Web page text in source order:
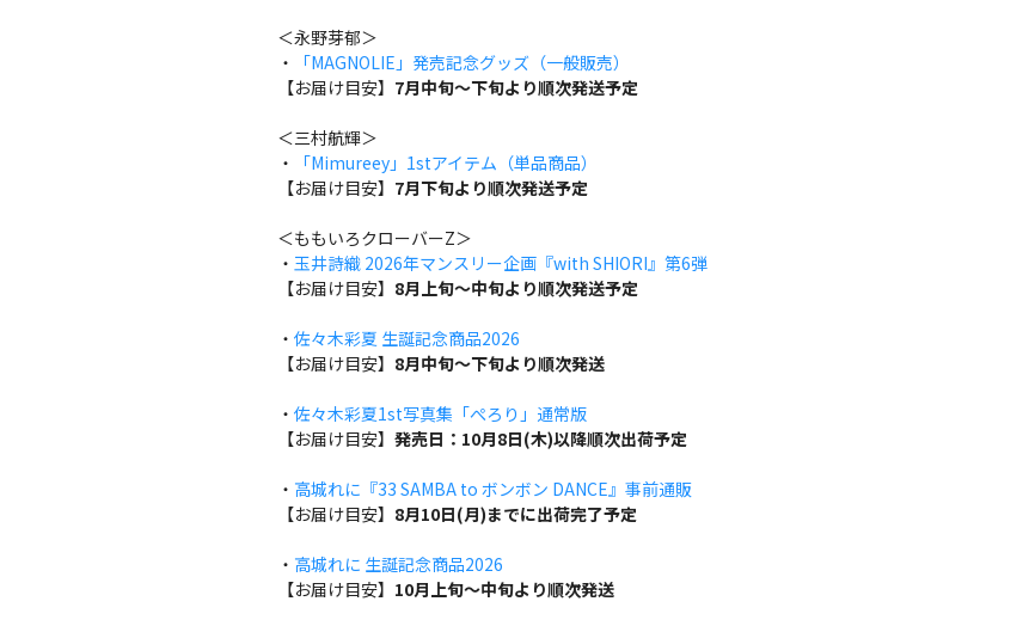
＜永野芽郁＞
・
「MAGNOLIE」発売記念グッズ（一般販売）
【お届け目安】 7月中旬～下旬より順次発送予定
＜三村航輝＞
・
「Mimureey」1stアイテム（単品商品）
【お届け目安】 7月下旬より順次発送予定
＜ももいろクローバーZ＞
・ 玉井詩織 2026年マンスリー企画『with SHIORI』第6弾
【お届け目安】 8月上旬～中旬より順次発送予定
・ 佐々木彩夏 生誕記念商品2026
【お届け目安】 8月中旬～下旬より順次発送
・ 佐々木彩夏1st写真集「ぺろり」通常版
【お届け目安】 発売日：10月8日(木)以降順次出荷予定
・ 高城れに『33 SAMBA to ボンボン DANCE』事前通販
【お届け目安】 8月10日(月)までに出荷完了予定
・ 高城れに 生誕記念商品2026
【お届け目安】 10月上旬～中旬より順次発送